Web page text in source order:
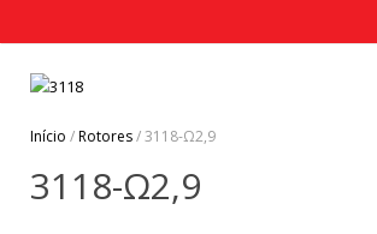
Início /Rotores/ 3118-Ω2,9
3118-Ω2,9